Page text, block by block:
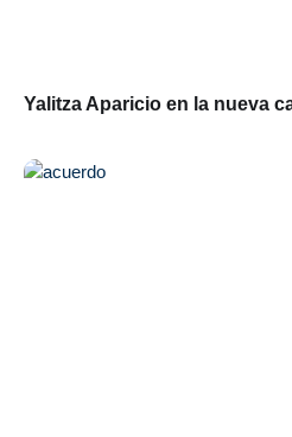
Yalitza Aparicio en la nueva